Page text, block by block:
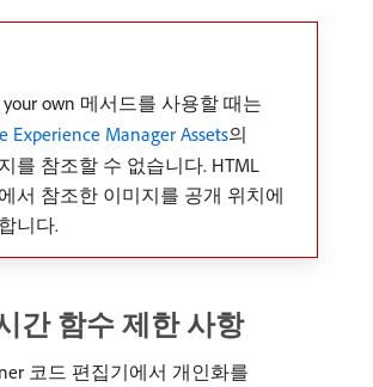
your own 메서드를 사용할 때는
Experience Manager Assets의
를 참조할 수 없습니다. HTML
서 참조한 이미지를 공개 위치에
니다.
간 함수 제한 사항
코드 편집기에서 개인화를